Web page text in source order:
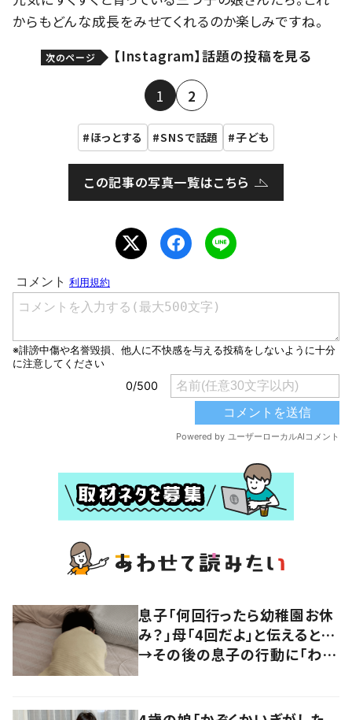
からもどんな成長をみせてくれるのか楽しみですね。
次のページ 【Instagram】話題の投稿を見る
1 2
ほっとする SNSで話題 子ども
この記事の写真一覧はこちら
息子「何回行ったら幼稚園お休
み？」母「4回だよ」と伝えると…
→その後の息子の行動に「わか